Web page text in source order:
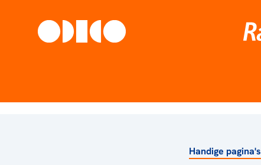
Handige pagina's